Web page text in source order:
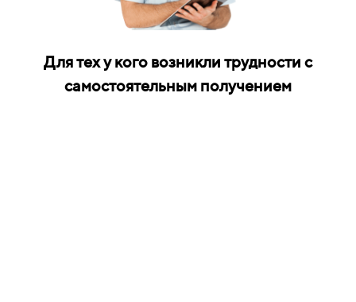
Для тех у кого возникли трудности с
самостоятельным получением